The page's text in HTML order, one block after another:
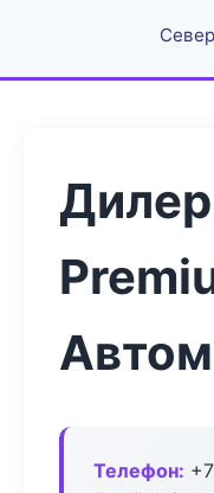
Телефон: